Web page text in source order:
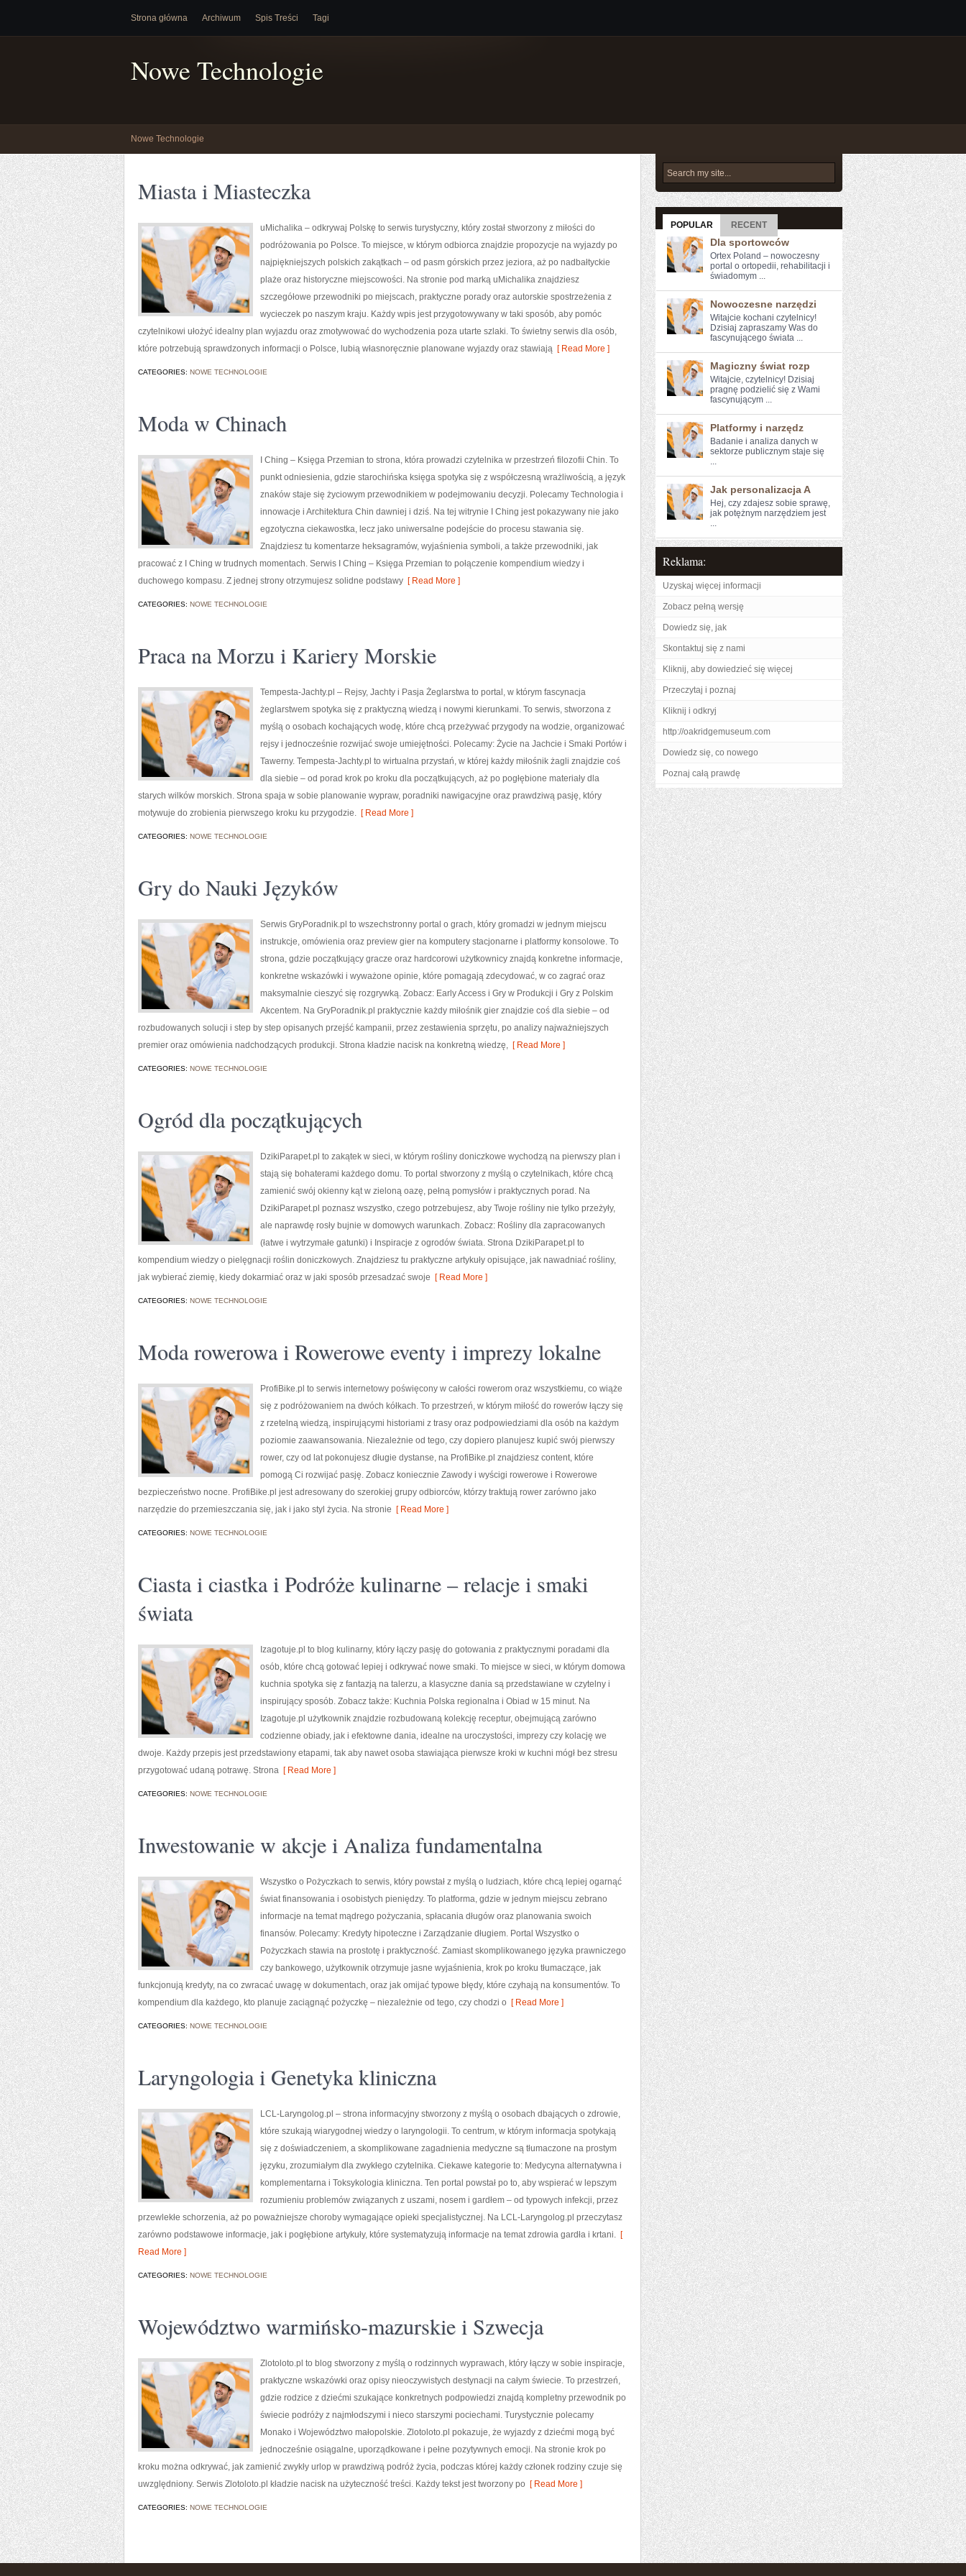
Strona główna Archiwum Spis Treści Tagi
Nowe Technologie
Nowe Technologie
Miasta i Miasteczka
uMichalika – odkrywaj Polskę to serwis turystyczny, który został stworzony z miłości do
podróżowania po Polsce. To miejsce, w którym odbiorca znajdzie propozycje na wyjazdy po
najpiękniejszych polskich zakątkach – od pasm górskich przez jeziora, aż po nadbałtyckie
plaże oraz historyczne miejscowości. Na stronie pod marką uMichalika znajdziesz
szczegółowe przewodniki po miejscach, praktyczne porady oraz autorskie spostrzeżenia z
wycieczek po naszym kraju. Każdy wpis jest przygotowywany w taki sposób, aby pomóc
czytelnikowi ułożyć idealny plan wyjazdu oraz zmotywować do wychodzenia poza utarte szlaki. To świetny serwis dla osób,
które potrzebują sprawdzonych informacji o Polsce, lubią własnoręcznie planowane wyjazdy oraz stawiają [ Read More ]
CATEGORIES: NOWE TECHNOLOGIE
Moda w Chinach
I Ching – Księga Przemian to strona, która prowadzi czytelnika w przestrzeń filozofii Chin. To
punkt odniesienia, gdzie starochińska księga spotyka się z współczesną wrażliwością, a język
znaków staje się życiowym przewodnikiem w podejmowaniu decyzji. Polecamy Technologia i
innowacje i Architektura Chin dawniej i dziś. Na tej witrynie I Ching jest pokazywany nie jako
egzotyczna ciekawostka, lecz jako uniwersalne podejście do procesu stawania się.
Znajdziesz tu komentarze heksagramów, wyjaśnienia symboli, a także przewodniki, jak
pracować z I Ching w trudnych momentach. Serwis I Ching – Księga Przemian to połączenie kompendium wiedzy i
duchowego kompasu. Z jednej strony otrzymujesz solidne podstawy [ Read More ]
CATEGORIES: NOWE TECHNOLOGIE
Praca na Morzu i Kariery Morskie
Tempesta-Jachty.pl – Rejsy, Jachty i Pasja Żeglarstwa to portal, w którym fascynacja
żeglarstwem spotyka się z praktyczną wiedzą i nowymi kierunkami. To serwis, stworzona z
myślą o osobach kochających wodę, które chcą przeżywać przygody na wodzie, organizować
rejsy i jednocześnie rozwijać swoje umiejętności. Polecamy: Życie na Jachcie i Smaki Portów i
Tawerny. Tempesta-Jachty.pl to wirtualna przystań, w której każdy miłośnik żagli znajdzie coś
dla siebie – od porad krok po kroku dla początkujących, aż po pogłębione materiały dla
starych wilków morskich. Strona spaja w sobie planowanie wypraw, poradniki nawigacyjne oraz prawdziwą pasję, który
motywuje do zrobienia pierwszego kroku ku przygodzie. [ Read More ]
CATEGORIES: NOWE TECHNOLOGIE
Gry do Nauki Języków
Serwis GryPoradnik.pl to wszechstronny portal o grach, który gromadzi w jednym miejscu
instrukcje, omówienia oraz preview gier na komputery stacjonarne i platformy konsolowe. To
strona, gdzie początkujący gracze oraz hardcorowi użytkownicy znajdą konkretne informacje,
konkretne wskazówki i wyważone opinie, które pomagają zdecydować, w co zagrać oraz
maksymalnie cieszyć się rozgrywką. Zobacz: Early Access i Gry w Produkcji i Gry z Polskim
Akcentem. Na GryPoradnik.pl praktycznie każdy miłośnik gier znajdzie coś dla siebie – od
rozbudowanych solucji i step by step opisanych przejść kampanii, przez zestawienia sprzętu, po analizy najważniejszych
premier oraz omówienia nadchodzących produkcji. Strona kładzie nacisk na konkretną wiedzę, [ Read More ]
CATEGORIES: NOWE TECHNOLOGIE
Ogród dla początkujących
DzikiParapet.pl to zakątek w sieci, w którym rośliny doniczkowe wychodzą na pierwszy plan i
stają się bohaterami każdego domu. To portal stworzony z myślą o czytelnikach, które chcą
zamienić swój okienny kąt w zieloną oazę, pełną pomysłów i praktycznych porad. Na
DzikiParapet.pl poznasz wszystko, czego potrzebujesz, aby Twoje rośliny nie tylko przeżyły,
ale naprawdę rosły bujnie w domowych warunkach. Zobacz: Rośliny dla zapracowanych
(łatwe i wytrzymałe gatunki) i Inspiracje z ogrodów świata. Strona DzikiParapet.pl to
kompendium wiedzy o pielęgnacji roślin doniczkowych. Znajdziesz tu praktyczne artykuły opisujące, jak nawadniać rośliny,
jak wybierać ziemię, kiedy dokarmiać oraz w jaki sposób przesadzać swoje [ Read More ]
CATEGORIES: NOWE TECHNOLOGIE
Moda rowerowa i Rowerowe eventy i imprezy lokalne
ProfiBike.pl to serwis internetowy poświęcony w całości rowerom oraz wszystkiemu, co wiąże
się z podróżowaniem na dwóch kółkach. To przestrzeń, w którym miłość do rowerów łączy się
z rzetelną wiedzą, inspirującymi historiami z trasy oraz podpowiedziami dla osób na każdym
poziomie zaawansowania. Niezależnie od tego, czy dopiero planujesz kupić swój pierwszy
rower, czy od lat pokonujesz długie dystanse, na ProfiBike.pl znajdziesz content, które
pomogą Ci rozwijać pasję. Zobacz koniecznie Zawody i wyścigi rowerowe i Rowerowe
bezpieczeństwo nocne. ProfiBike.pl jest adresowany do szerokiej grupy odbiorców, którzy traktują rower zarówno jako
narzędzie do przemieszczania się, jak i jako styl życia. Na stronie [ Read More ]
CATEGORIES: NOWE TECHNOLOGIE
Ciasta i ciastka i Podróże kulinarne – relacje i smaki
świata
Izagotuje.pl to blog kulinarny, który łączy pasję do gotowania z praktycznymi poradami dla
osób, które chcą gotować lepiej i odkrywać nowe smaki. To miejsce w sieci, w którym domowa
kuchnia spotyka się z fantazją na talerzu, a klasyczne dania są przedstawiane w czytelny i
inspirujący sposób. Zobacz także: Kuchnia Polska regionalna i Obiad w 15 minut. Na
Izagotuje.pl użytkownik znajdzie rozbudowaną kolekcję receptur, obejmującą zarówno
codzienne obiady, jak i efektowne dania, idealne na uroczystości, imprezy czy kolację we
dwoje. Każdy przepis jest przedstawiony etapami, tak aby nawet osoba stawiająca pierwsze kroki w kuchni mógł bez stresu
przygotować udaną potrawę. Strona [ Read More ]
CATEGORIES: NOWE TECHNOLOGIE
Inwestowanie w akcje i Analiza fundamentalna
Wszystko o Pożyczkach to serwis, który powstał z myślą o ludziach, które chcą lepiej ogarnąć
świat finansowania i osobistych pieniędzy. To platforma, gdzie w jednym miejscu zebrano
informacje na temat mądrego pożyczania, spłacania długów oraz planowania swoich
finansów. Polecamy: Kredyty hipoteczne i Zarządzanie długiem. Portal Wszystko o
Pożyczkach stawia na prostotę i praktyczność. Zamiast skomplikowanego języka prawniczego
czy bankowego, użytkownik otrzymuje jasne wyjaśnienia, krok po kroku tłumaczące, jak
funkcjonują kredyty, na co zwracać uwagę w dokumentach, oraz jak omijać typowe błędy, które czyhają na konsumentów. To
kompendium dla każdego, kto planuje zaciągnąć pożyczkę – niezależnie od tego, czy chodzi o [ Read More ]
CATEGORIES: NOWE TECHNOLOGIE
Laryngologia i Genetyka kliniczna
LCL-Laryngolog.pl – strona informacyjny stworzony z myślą o osobach dbających o zdrowie,
które szukają wiarygodnej wiedzy o laryngologii. To centrum, w którym informacja spotykają
się z doświadczeniem, a skomplikowane zagadnienia medyczne są tłumaczone na prostym
języku, zrozumiałym dla zwykłego czytelnika. Ciekawe kategorie to: Medycyna alternatywna i
komplementarna i Toksykologia kliniczna. Ten portal powstał po to, aby wspierać w lepszym
rozumieniu problemów związanych z uszami, nosem i gardłem – od typowych infekcji, przez
przewlekłe schorzenia, aż po poważniejsze choroby wymagające opieki specjalistycznej. Na LCL-Laryngolog.pl przeczytasz
zarówno podstawowe informacje, jak i pogłębione artykuły, które systematyzują informacje na temat zdrowia gardła i krtani. [
Read More ]
CATEGORIES: NOWE TECHNOLOGIE
Województwo warmińsko-mazurskie i Szwecja
Zlotoloto.pl to blog stworzony z myślą o rodzinnych wyprawach, który łączy w sobie inspiracje,
praktyczne wskazówki oraz opisy nieoczywistych destynacji na całym świecie. To przestrzeń,
gdzie rodzice z dziećmi szukające konkretnych podpowiedzi znajdą kompletny przewodnik po
świecie podróży z najmłodszymi i nieco starszymi pociechami. Turystycznie polecamy
Monako i Województwo małopolskie. Zlotoloto.pl pokazuje, że wyjazdy z dziećmi mogą być
jednocześnie osiągalne, uporządkowane i pełne pozytywnych emocji. Na stronie krok po
kroku można odkrywać, jak zamienić zwykły urlop w prawdziwą podróż życia, podczas której każdy członek rodziny czuje się
uwzględniony. Serwis Zlotoloto.pl kładzie nacisk na użyteczność treści. Każdy tekst jest tworzony po [ Read More ]
CATEGORIES: NOWE TECHNOLOGIE
POPULAR RECENT
Dla sportowców
Ortex Poland – nowoczesny
portal o ortopedii, rehabilitacji i
świadomym ...
Nowoczesne narzędzi
Witajcie kochani czytelnicy!
Dzisiaj zapraszamy⁢ Was do
fascynującego⁣ świata ...
Magiczny świat rozp
Witajcie, czytelnicy! Dzisiaj‌
pragnę podzielić się z Wami
fascynującym ...
Platformy i narzędz
Badanie i‍ analiza danych w⁤
sektorze publicznym ⁣staje się
...
Jak personalizacja A
Hej, czy zdajesz sobie sprawę,
jak potężnym narzędziem jest
...
Reklama:
Uzyskaj więcej informacji
Zobacz pełną wersję
Dowiedz się, jak
Skontaktuj się z nami
Kliknij, aby dowiedzieć się więcej
Przeczytaj i poznaj
Kliknij i odkryj
http://oakridgemuseum.com
Dowiedz się, co nowego
Poznaj całą prawdę